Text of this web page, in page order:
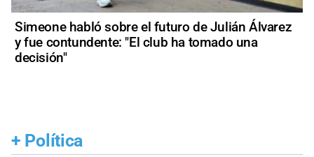
Simeone habló sobre el futuro de Julián Álvarez
y fue contundente: "El club ha tomado una
decisión"
+ Política